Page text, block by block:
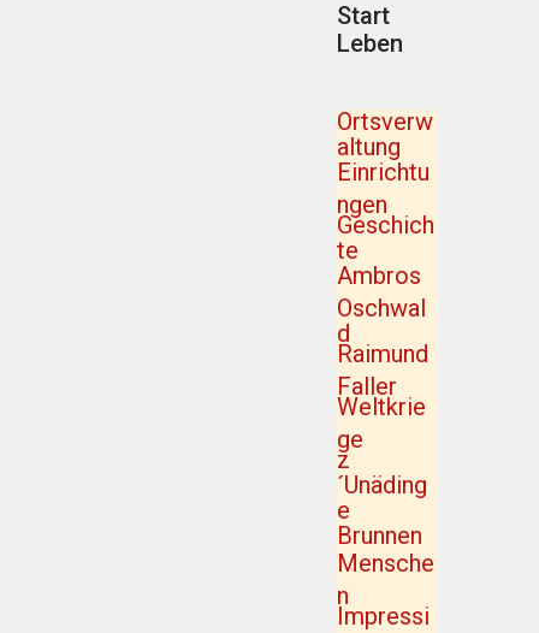
Start
Leben
Ortsverw
altung
Einrichtu
ngen
Geschich
te
Ambros
Oschwal
d
Raimund
Faller
Weltkrie
ge
z
´Unäding
e
Brunnen
Mensche
n
Impressi